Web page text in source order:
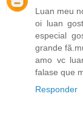
Luan meu
oi luan
especial
grande
amo vc
falase que
Responder